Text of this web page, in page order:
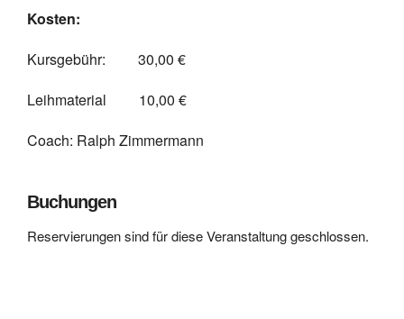
Kosten:
Kursgebühr: 30,00 €
Leihmaterial 10,00 €
Coach: Ralph Zimmermann
Buchungen
Reservierungen sind für diese Veranstaltung geschlossen.